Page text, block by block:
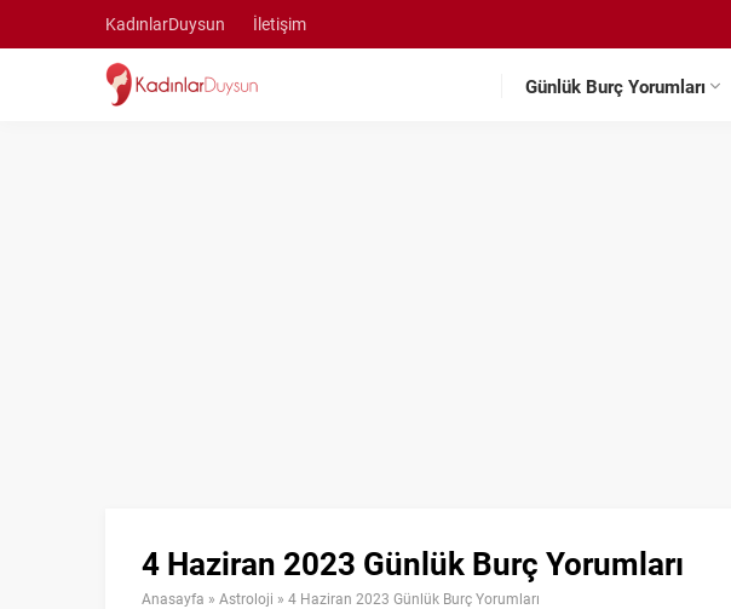
KadınlarDuysun İletişim
Günlük Burç Yorumları
4 Haziran 2023 Günlük Burç Yorumları
Anasayfa » Astroloji » 4 Haziran 2023 Günlük Burç Yorumları